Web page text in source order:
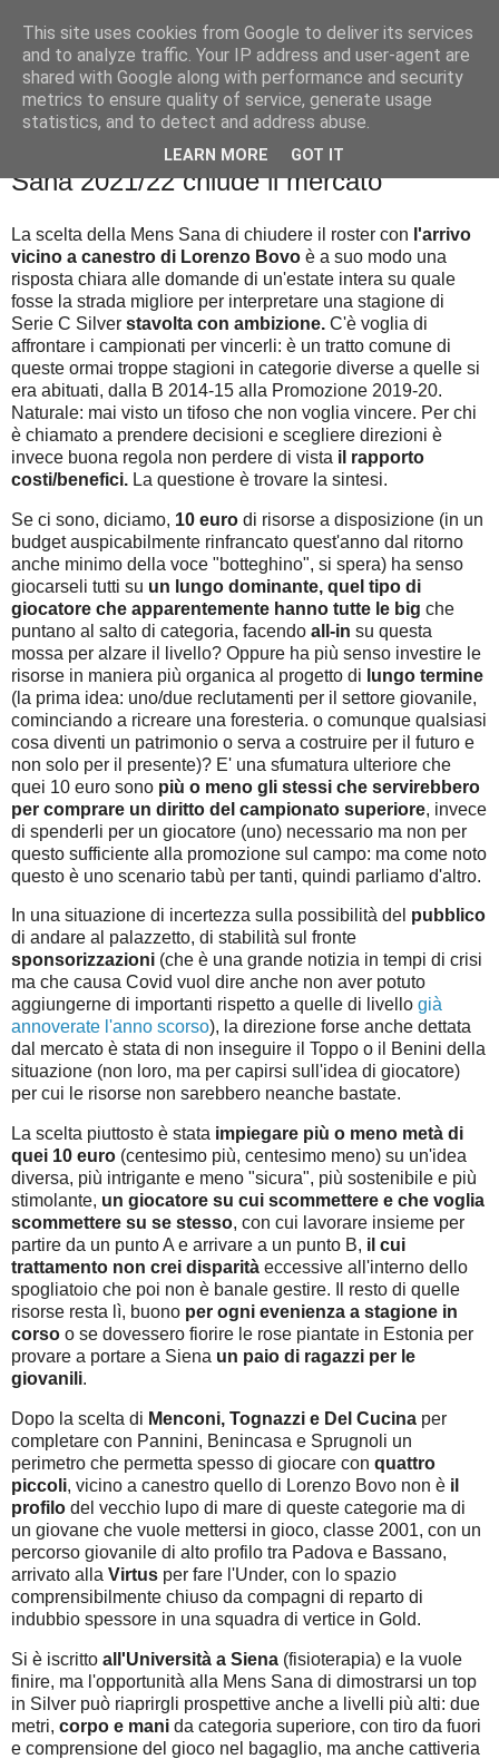
Palla al cerchio
martedì 10 agosto 2021
L'ambizione della scommessa: la Mens
Sana 2021/22 chiude il mercato
La scelta della Mens Sana di chiudere il roster con l'arrivo
vicino a canestro di Lorenzo Bovo è a suo modo una
risposta chiara alle domande di un'estate intera su quale
fosse la strada migliore per interpretare una stagione di
Serie C Silver stavolta con ambizione. C'è voglia di
affrontare i campionati per vincerli: è un tratto comune di
queste ormai troppe stagioni in categorie diverse a quelle si
era abituati, dalla B 2014-15 alla Promozione 2019-20.
Naturale: mai visto un tifoso che non voglia vincere. Per chi
è chiamato a prendere decisioni e scegliere direzioni è
invece buona regola non perdere di vista il rapporto
costi/benefici. La questione è trovare la sintesi.
Se ci sono, diciamo, 10 euro di risorse a disposizione (in un
budget auspicabilmente rinfrancato quest'anno dal ritorno
anche minimo della voce "botteghino", si spera) ha senso
giocarseli tutti su un lungo dominante, quel tipo di
giocatore che apparentemente hanno tutte le big che
puntano al salto di categoria, facendo all-in su questa
mossa per alzare il livello? Oppure ha più senso investire le
risorse in maniera più organica al progetto di lungo termine
(la prima idea: uno/due reclutamenti per il settore giovanile,
cominciando a ricreare una foresteria. o comunque qualsiasi
cosa diventi un patrimonio o serva a costruire per il futuro e
non solo per il presente)? E' una sfumatura ulteriore che
quei 10 euro sono più o meno gli stessi che servirebbero
per comprare un diritto del campionato superiore, invece
di spenderli per un giocatore (uno) necessario ma non per
questo sufficiente alla promozione sul campo: ma come noto
questo è uno scenario tabù per tanti, quindi parliamo d'altro.
In una situazione di incertezza sulla possibilità del pubblico
di andare al palazzetto, di stabilità sul fronte
sponsorizzazioni (che è una grande notizia in tempi di crisi
ma che causa Covid vuol dire anche non aver potuto
aggiungerne di importanti rispetto a quelle di livello già
annoverate l'anno scorso), la direzione forse anche dettata
dal mercato è stata di non inseguire il Toppo o il Benini della
situazione (non loro, ma per capirsi sull'idea di giocatore)
per cui le risorse non sarebbero neanche bastate.
La scelta piuttosto è stata impiegare più o meno metà di
quei 10 euro (centesimo più, centesimo meno) su un'idea
diversa, più intrigante e meno "sicura", più sostenibile e più
stimolante, un giocatore su cui scommettere e che voglia
scommettere su se stesso, con cui lavorare insieme per
partire da un punto A e arrivare a un punto B, il cui
trattamento non crei disparità eccessive all'interno dello
spogliatoio che poi non è banale gestire. Il resto di quelle
risorse resta lì, buono per ogni evenienza a stagione in
corso o se dovessero fiorire le rose piantate in Estonia per
provare a portare a Siena un paio di ragazzi per le
giovanili.
Dopo la scelta di Menconi, Tognazzi e Del Cucina per
completare con Pannini, Benincasa e Sprugnoli un
perimetro che permetta spesso di giocare con quattro
piccoli, vicino a canestro quello di Lorenzo Bovo non è il
profilo del vecchio lupo di mare di queste categorie ma di
un giovane che vuole mettersi in gioco, classe 2001, con un
percorso giovanile di alto profilo tra Padova e Bassano,
arrivato alla Virtus per fare l'Under, con lo spazio
comprensibilmente chiuso da compagni di reparto di
indubbio spessore in una squadra di vertice in Gold.
Si è iscritto all'Università a Siena (fisioterapia) e la vuole
finire, ma l'opportunità alla Mens Sana di dimostrarsi un top
in Silver può riaprirgli prospettive anche a livelli più alti: due
metri, corpo e mani da categoria superiore, con tiro da fuori
e comprensione del gioco nel bagaglio, ma anche cattiveria
This site uses cookies from Google to deliver its services
and to analyze traffic. Your IP address and user-agent are
shared with Google along with performance and security
metrics to ensure quality of service, generate usage
statistics, and to detect and address abuse.
LEARN MORE GOT IT